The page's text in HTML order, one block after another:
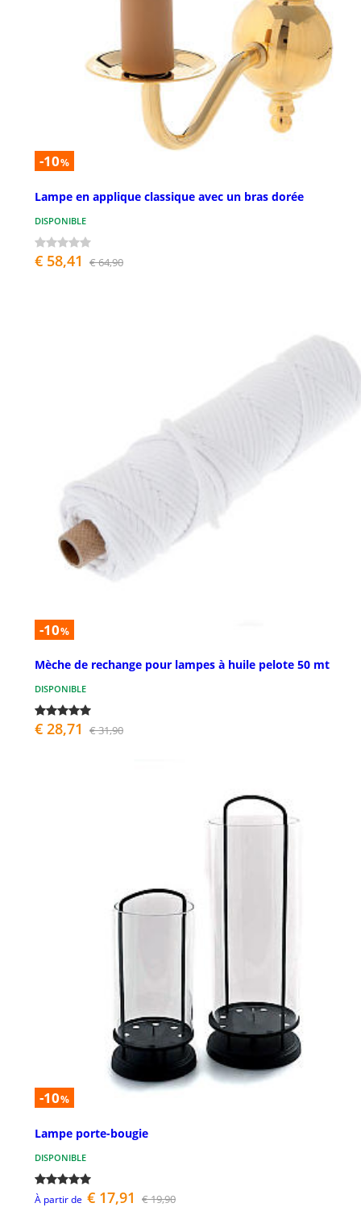
-10%
Lampe en applique classique avec un bras dorée
DISPONIBLE
€ 58,41 € 64,90
-10%
Mèche de rechange pour lampes à huile pelote 50 mt
DISPONIBLE
€ 28,71 € 31,90
-10%
Lampe porte-bougie
DISPONIBLE
À partir de € 17,91 € 19,90